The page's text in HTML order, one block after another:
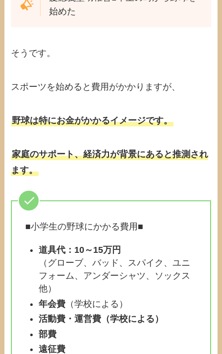
始めた
そうです。
スポーツを始めると費用がかかりますが、
野球は特にお金がかかるイメージです。
家庭のサポート、経済力が背景にあると推測され
ます。
■小学生の野球にかかる費用■
道具代：10～15万円
（グローブ、バッド、スパイク、ユニ
フォーム、アンダーシャツ、ソックス
他）
年会費 （学校による）
活動費・運営費（学校による）
部費
遠征費